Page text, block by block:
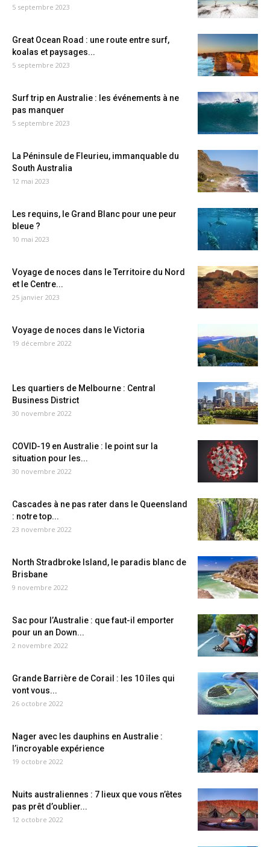
5 septembre 2023
Great Ocean Road : une route entre surf,
koalas et paysages...
5 septembre 2023
Surf trip en Australie : les événements à ne
pas manquer
5 septembre 2023
La Péninsule de Fleurieu, immanquable du
South Australia
12 mai 2023
Les requins, le Grand Blanc pour une peur
bleue ?
10 mai 2023
Voyage de noces dans le Territoire du Nord
et le Centre...
25 janvier 2023
Voyage de noces dans le Victoria
19 décembre 2022
Les quartiers de Melbourne : Central
Business District
30 novembre 2022
COVID-19 en Australie : le point sur la
situation pour les...
30 novembre 2022
Cascades à ne pas rater dans le Queensland
: notre top...
23 novembre 2022
North Stradbroke Island, le paradis blanc de
Brisbane
9 novembre 2022
Sac pour l’Australie : que faut-il emporter
pour un an Down...
2 novembre 2022
Grande Barrière de Corail : les 10 îles qui
vont vous...
26 octobre 2022
Nager avec les dauphins en Australie :
l’incroyable expérience
19 octobre 2022
Nuits australiennes : 7 lieux que vous n’êtes
pas prêt d’oublier...
12 octobre 2022